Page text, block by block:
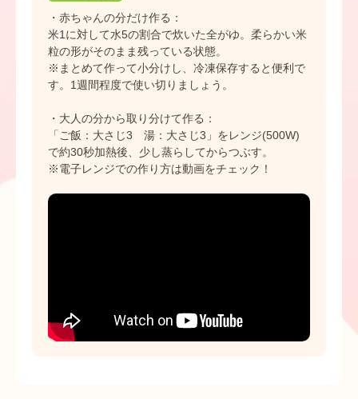
・赤ちゃんの分だけ作る：
米1に対して水5の割合で炊いた全がゆ。柔らかい米
粒の形がそのまま残っている状態。
※まとめて作って小分けし、冷凍保存すると便利で
す。1週間程度で使い切りましょう。
・大人の分から取り分けて作る：
「ご飯：大さじ3 湯：大さじ3」をレンジ(500W)
で約30秒加熱後、少し蒸らしてからつぶす。
※電子レンジでの作り方は動画をチェック！